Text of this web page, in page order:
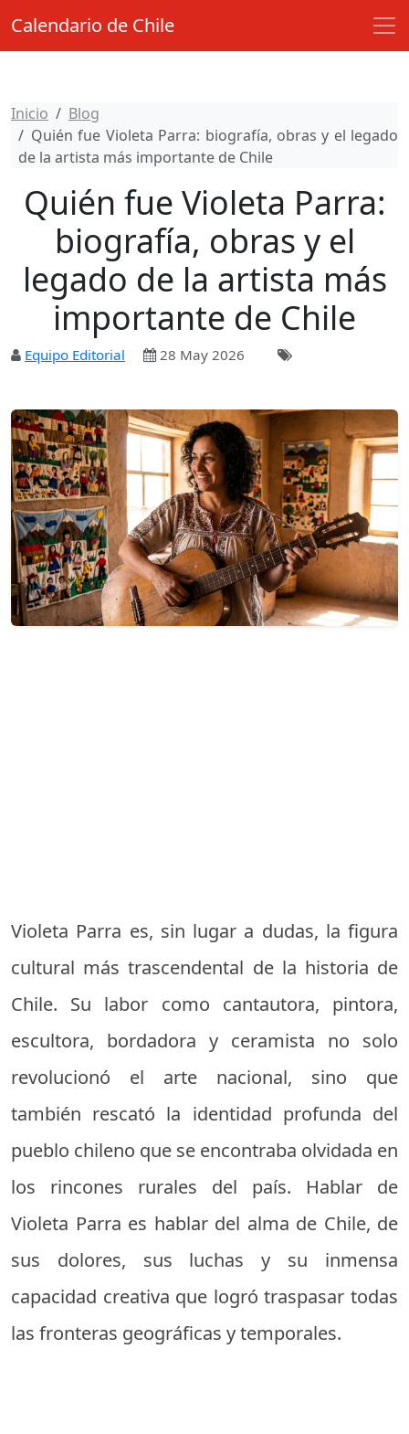
Calendario de Chile
Inicio
Blog
Quién fue Violeta Parra: biografía, obras y el legado
de la artista más importante de Chile
Quién fue Violeta Parra:
biografía, obras y el
legado de la artista más
importante de Chile
Equipo Editorial 28 May 2026
Violeta Parra es, sin lugar a dudas, la figura
cultural más trascendental de la historia de
Chile. Su labor como cantautora, pintora,
escultora, bordadora y ceramista no solo
revolucionó el arte nacional, sino que
también rescató la identidad profunda del
pueblo chileno que se encontraba olvidada en
los rincones rurales del país. Hablar de
Violeta Parra es hablar del alma de Chile, de
sus dolores, sus luchas y su inmensa
capacidad creativa que logró traspasar todas
las fronteras geográficas y temporales.